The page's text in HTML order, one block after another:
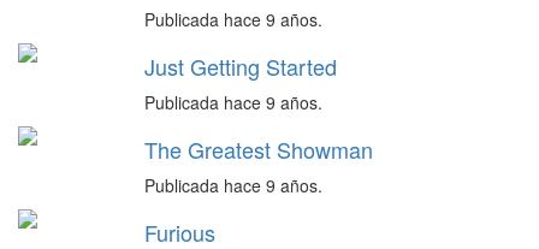
Publicada hace 9 años.
Just Getting Started
Publicada hace 9 años.
The Greatest Showman
Publicada hace 9 años.
Furious